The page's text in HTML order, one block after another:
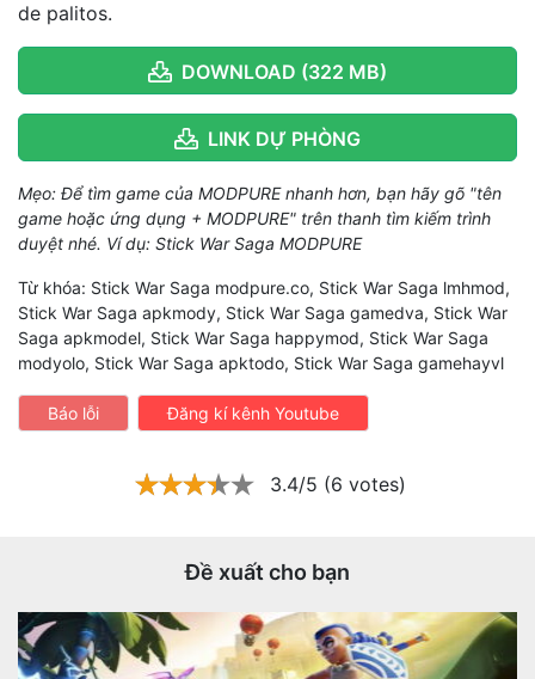
de palitos.
DOWNLOAD (322 MB)
LINK DỰ PHÒNG
Mẹo: Để tìm game của MODPURE nhanh hơn, bạn hãy gõ "tên
game hoặc ứng dụng + MODPURE" trên thanh tìm kiếm trình
duyệt nhé. Ví dụ: Stick War Saga MODPURE
Từ khóa: Stick War Saga modpure.co, Stick War Saga lmhmod,
Stick War Saga apkmody, Stick War Saga gamedva, Stick War
Saga apkmodel, Stick War Saga happymod, Stick War Saga
modyolo, Stick War Saga apktodo, Stick War Saga gamehayvl
Báo lỗi Đăng kí kênh Youtube
3.4/5 (6 votes)
Đề xuất cho bạn